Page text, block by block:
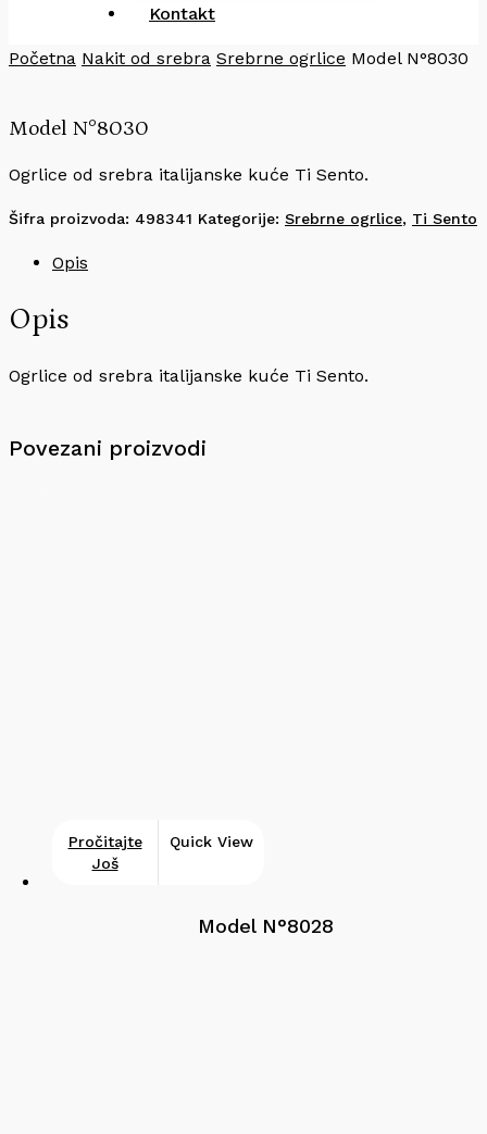
Kontakt
Početna Nakit od srebra Srebrne ogrlice Model N°8030
Model N°8030
Ogrlice od srebra italijanske kuće Ti Sento.
Šifra proizvoda: 498341 Kategorije: Srebrne ogrlice, Ti Sento
Opis
Opis
Ogrlice od srebra italijanske kuće Ti Sento.
Povezani proizvodi
Pročitajte
Još
Quick View
Model N°8028